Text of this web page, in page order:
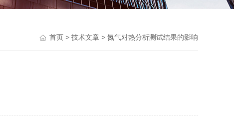
首页 > 技术文章 > 氮气对热分析测试结果的影响